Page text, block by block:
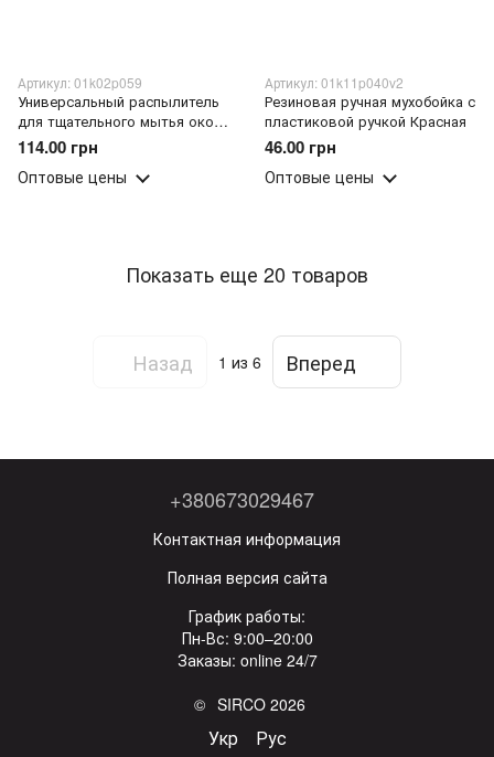
Артикул: 01k02p059
Универсальный распылитель
для тщательного мытья окон
Full Crystal + Концентрат (212)
114.00 грн
Оптовые цены
Артикул: 01k11p040v2
Резиновая ручная мухобойка с
пластиковой ручкой Красная
46.00 грн
Оптовые цены
Показать еще 20 товаров
Назад 1 из 6 Вперед
+380673029467
Контактная информация
Полная версия сайта
График работы:
Пн-Вс: 9:00–20:00
Заказы: online 24/7
© SIRCO 2026
Укр Рус